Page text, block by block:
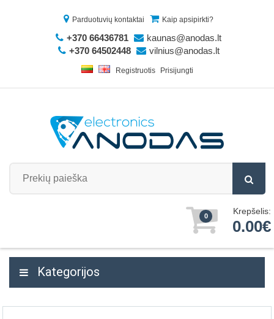
Parduotuvių kontaktai Kaip apsipirkti?
+370 66436781
kaunas@anodas.lt
+370 64502448
vilnius@anodas.lt
Registruotis Prisijungti
0 Krepšelis:
0.00€
Kategorijos